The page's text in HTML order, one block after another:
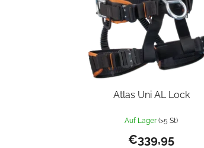
Atlas Uni AL Lock
Auf Lager(>5 St)
€339,95